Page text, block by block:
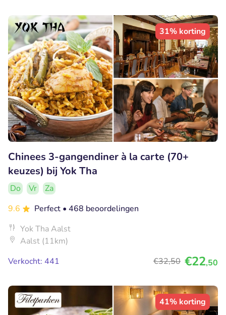
31% korting
Chinees 3-gangendiner à la carte (70+
keuzes) bij Yok Tha
Do Vr
Za
9.6
Perfect • 468 beoordelingen
Yok Tha Aalst
Aalst (11km)
Verkocht: 441
€32,50 €22,50
41% korting